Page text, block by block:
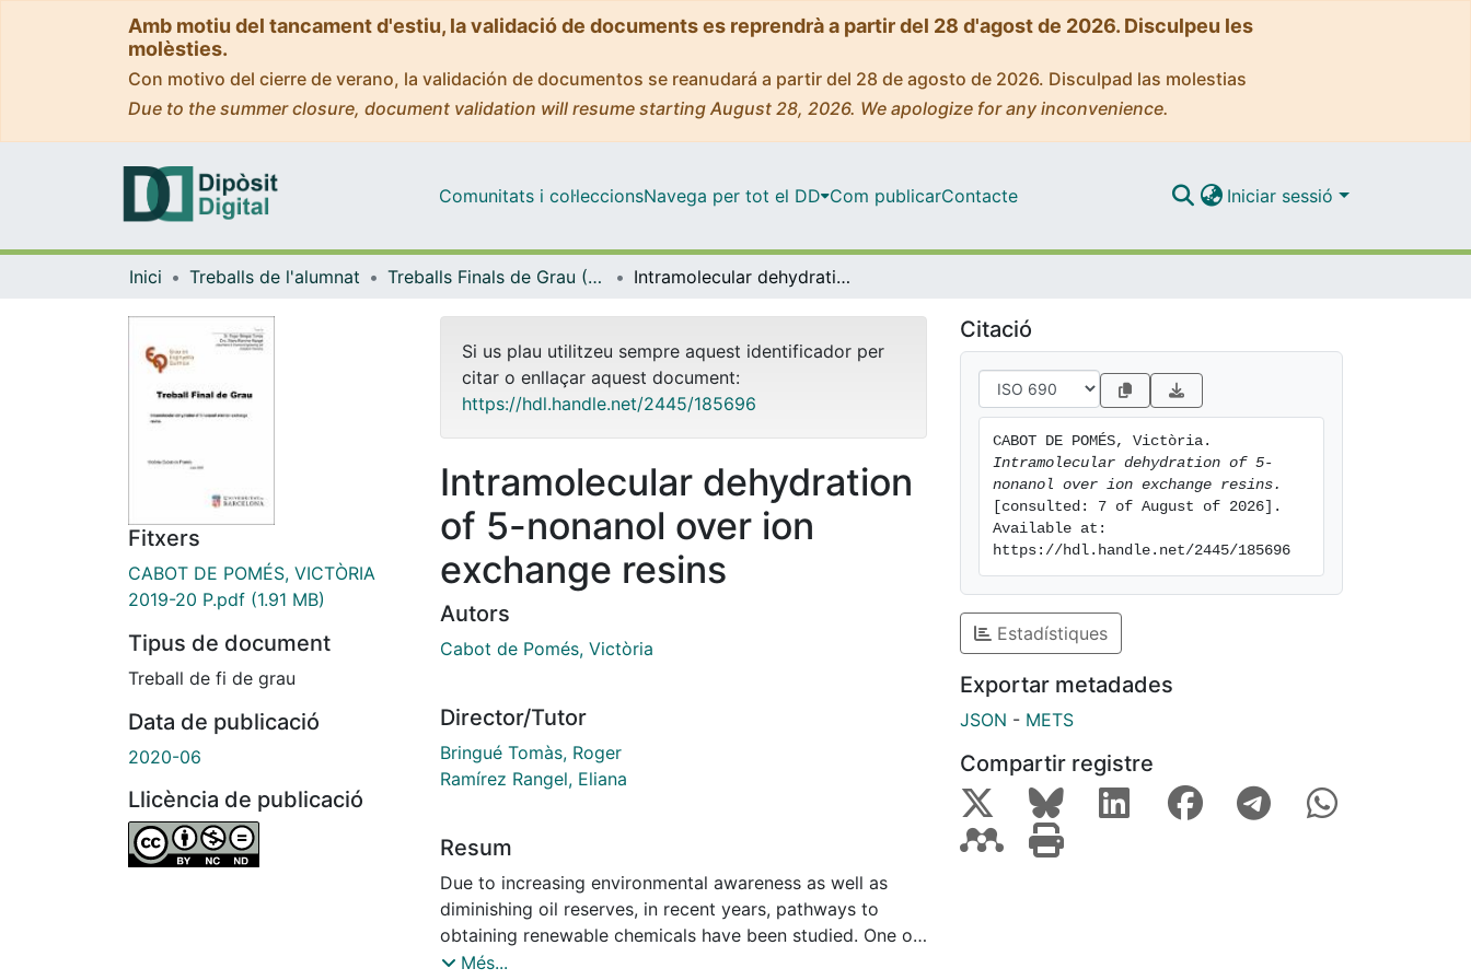
Amb motiu del tancament d'estiu, la validació de documents es reprendrà a partir del 28 d'agost de 2026. Disculpeu les
molèsties.
Con motivo del cierre de verano, la validación de documentos se reanudará a partir del 28 de agosto de 2026. Disculpad las molestias
Due to the summer closure, document validation will resume starting August 28, 2026. We apologize for any inconvenience.
Comunitats i col·leccionsNavega per tot el DD Com publicarContacte Iniciar sessió
Inici Treballs de l'alumnat Treballs Finals de Grau (TFG) - Enginyeria Química Intramolecular dehydration of 5-nonanol over ion exchange resins
Fitxers
CABOT DE POMÉS, VICTÒRIA
2019-20 P.pdf (1.91 MB)
Tipus de document
Treball de fi de grau
Data de publicació
2020-06
Llicència de publicació
Si us plau utilitzeu sempre aquest identificador per
citar o enllaçar aquest document:
https://hdl.handle.net/2445/185696
Intramolecular dehydration
of 5-nonanol over ion
exchange resins
Autors
Cabot de Pomés, Victòria
Director/Tutor
Bringué Tomàs, Roger
Ramírez Rangel, Eliana
Resum
Due to increasing environmental awareness as well as
diminishing oil reserves, in recent years, pathways to
obtaining renewable chemicals have been studied. One of
the clearest pathways is to obtain bio-chemicals from
Més...
Citació
Intramolecular dehydration of 5-
nonanol over ion exchange resins.
[consulted: 7 of August of 2026].
Available at:
https://hdl.handle.net/2445/185696
Estadístiques
Exportar metadades
JSON - METS
Compartir registre